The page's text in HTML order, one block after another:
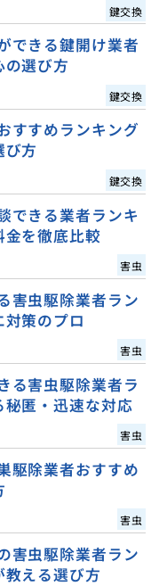
鍵交換
できる鍵開け業者
選び方
鍵交換
すすめランキング
方
鍵交換
できる業者ランキ
金を徹底比較
害虫
害虫駆除業者ラン
策のプロ
害虫
る害虫駆除業者ラ
匿・迅速な対応
害虫
駆除業者おすすめ
害虫
害虫駆除業者ラン
える選び方